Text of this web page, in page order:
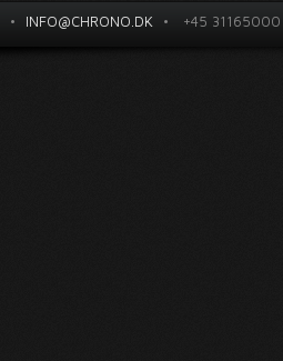
• INFO@CHRONO.DK • +45 31165000